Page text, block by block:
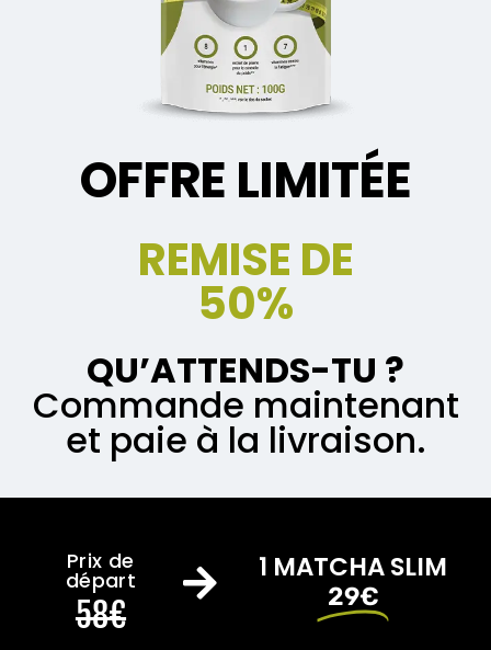
OFFRE LIMITÉE
REMISE DE
50%
QU’ATTENDS-TU ?
Commande maintenant
et paie à la livraison.
Prix de
départ
58€
1 MATCHA SLIM
29€